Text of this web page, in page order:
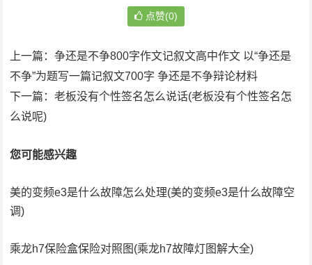
点赞(0)
上一篇：争还是不争800字作文记叙文高中作文 以“争还是
不争”为题写一篇记叙文700字 争还是不争辩论材料
下一篇：老板没有个性签名怎么说话(老板没有个性签名怎
么说呢)
您可能感兴趣
美的变频e3是什么故障怎么处理(美的变频e3是什么故障空
调)
乘龙h7保险盒保险对照图(乘龙h7故障灯图解大全)